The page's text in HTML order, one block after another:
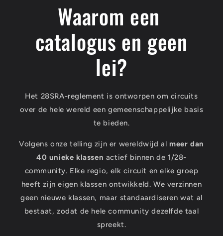
Waarom een ​​
catalogus en geen
lei?
Het 28SRA-reglement is ontworpen om circuits
over de hele wereld een gemeenschappelijke basis
te bieden.
Volgens onze telling zijn er wereldwijd al meer dan
40 unieke klassen actief binnen de 1/28-
community. Elke regio, elk circuit en elke groep
heeft zijn eigen klassen ontwikkeld. We verzinnen
geen nieuwe klassen, maar standaardiseren wat al
bestaat, zodat de hele community dezelfde taal
spreekt.